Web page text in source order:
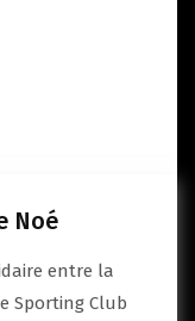
Noé
entre la
Sporting Club